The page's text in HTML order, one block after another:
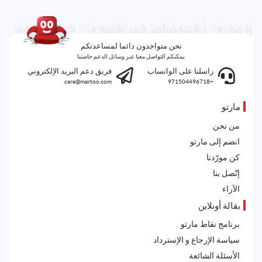
نحن متواجدون دائما لمساعدتكم
يمكنكم التواصل معنا عبر وسائل الدعم خاصتنا
راسلنا على الواتساب
+971504496718
فريق دعم البريد الإلكتروني
care@martoo.com
مارتو
من نحن
انضم إلى مارتو
كن مورّدنا
إتّصل بنا
الآراء
بقالة أونلاين
برنامج نقاط مارتو
سياسة الإرجاع و الإسترداد
الأسئلة الشائعة